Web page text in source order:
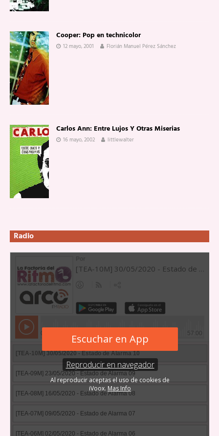
Cooper: Pop en technicolor
12 mayo, 2001 Florián Manuel Pérez Sánchez
Carlos Ann: Entre Lujos Y Otras Miserias
16 mayo, 2002 littlewalter
Radio